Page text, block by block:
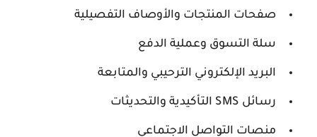
صفحات المنتجات والأوصاف التفصيلية
سلة التسوق وعملية الدفع
البريد الإلكتروني الترحيبي والمتابعة
رسائل SMS التأكيدية والتحديثات
منصات التواصل الاجتماعي